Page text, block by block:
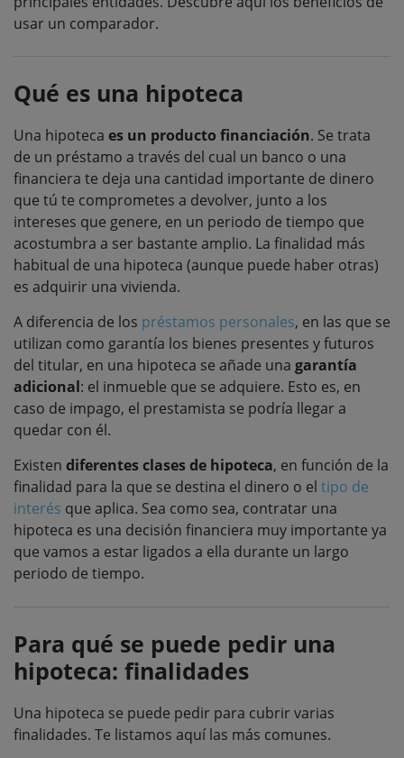
usar un comparador.
Qué es una hipoteca
Una hipoteca es un producto financiación. Se trata
de un préstamo a través del cual un banco o una
financiera te deja una cantidad importante de dinero
que tú te comprometes a devolver, junto a los
intereses que genere, en un periodo de tiempo que
acostumbra a ser bastante amplio. La finalidad más
habitual de una hipoteca (aunque puede haber otras)
es adquirir una vivienda.
A diferencia de los préstamos personales, en las que se
utilizan como garantía los bienes presentes y futuros
del titular, en una hipoteca se añade una garantía
adicional: el inmueble que se adquiere. Esto es, en
caso de impago, el prestamista se podría llegar a
quedar con él.
Existen diferentes clases de hipoteca, en función de la
finalidad para la que se destina el dinero o el tipo de
interés que aplica. Sea como sea, contratar una
hipoteca es una decisión financiera muy importante ya
que vamos a estar ligados a ella durante un largo
periodo de tiempo.
Para qué se puede pedir una
hipoteca: finalidades
Una hipoteca se puede pedir para cubrir varias
finalidades. Te listamos aquí las más comunes.